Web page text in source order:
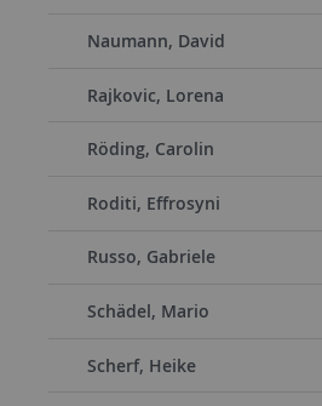
Naumann, David
Rajkovic, Lorena
Röding, Carolin
Roditi, Effrosyni
Russo, Gabriele
Schädel, Mario
Scherf, Heike